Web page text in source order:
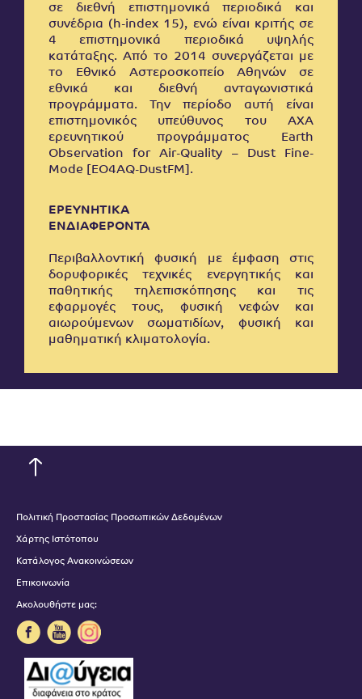
σε διεθνή επιστημονικά περιοδικά και
συνέδρια (h-index 15), ενώ είναι κριτής σε
4 επιστημονικά περιοδικά υψηλής
κατάταξης. Από το 2014 συνεργάζεται με
το Εθνικό Αστεροσκοπείο Αθηνών σε
εθνικά και διεθνή ανταγωνιστικά
προγράμματα. Την περίοδο αυτή είναι
επιστημονικός υπεύθυνος του ΑΧΑ
ερευνητικού προγράμματος Earth
Observation for Air-Quality – Dust Fine-
Mode [EO4AQ-DustFM].
ΕΡΕΥΝΗΤΙΚΑ
ΕΝΔΙΑΦΕΡΟΝΤΑ
Περιβαλλοντική φυσική με έμφαση στις
δορυφορικές τεχνικές ενεργητικής και
παθητικής τηλεπισκόπησης και τις
εφαρμογές τους, φυσική νεφών και
αιωρούμενων σωματιδίων, φυσική και
μαθηματική κλιματολογία.
Πολιτική Προστασίας Προσωπικών Δεδομένων
Χάρτης Ιστότοπου
Κατάλογος Ανακοινώσεων
Επικοινωνία
Ακολουθήστε μας: